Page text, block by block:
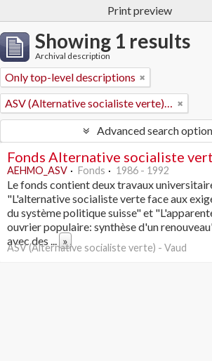
Print preview
Showing 1 results
Archival description
Only top-level descriptions
ASV (Alternative socialiste verte) - Vaud
Advanced search
Fonds Alternative socialiste
AEHMO_ASV Fonds 1986 - 1992
Le fonds contient deux travaux
"L'alternative socialiste verte face aux
du système politique suisse" et
ouvrier populaire: synthèse d'un
avec des ... »
ASV (Alternative socialiste verte) - Vaud